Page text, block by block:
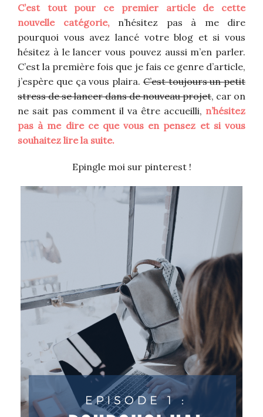
C’est tout pour ce premier article de cette
nouvelle catégorie,
n’hésitez pas à me dire
pourquoi vous avez lancé votre blog et si vous
hésitez à le lancer vous pouvez aussi m’en parler.
C’est la première fois que je fais ce genre d’article,
j’espère que ça vous plaira.C’est toujours un petit
stress de se lancer dans de nouveau projet, car on
ne sait pas comment il va être accueilli, n’hésitez
pas à me dire ce que vous en pensez et si vous
souhaitez lire la suite.
Epingle moi sur pinterest !